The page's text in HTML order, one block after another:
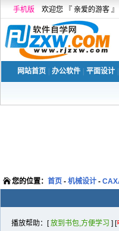
手机版 欢迎您 『 亲爱的游客 』
网站首页 办公软件 平面设计
您的位置： 首页 - 机械设计 -
播放帮助：[放到书包,方便学习 ] [